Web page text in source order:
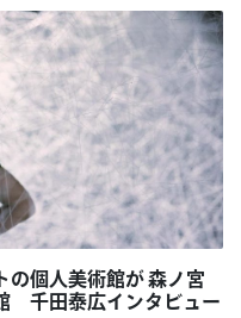
の個人美術館が 森ノ宮
千田泰広インタビュー